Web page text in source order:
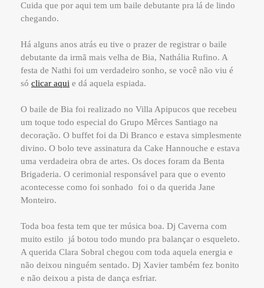
Cuida que por aqui tem um baile debutante pra lá de lindo
chegando.
Há alguns anos atrás eu tive o prazer de registrar o baile
debutante da irmã mais velha de Bia, Nathália Rufino. A
festa de Nathi foi um verdadeiro sonho, se você não viu é
só clicar aqui e dá aquela espiada.
O baile de Bia foi realizado no Villa Apipucos que recebeu
um toque todo especial do Grupo Mêrces Santiago na
decoração. O buffet foi da Di Branco e estava simplesmente
divino. O bolo teve assinatura da Cake Hannouche e estava
uma verdadeira obra de artes. Os doces foram da Benta
Brigaderia. O cerimonial responsável para que o evento
acontecesse como foi sonhado foi o da querida Jane
Monteiro.
Toda boa festa tem que ter música boa. Dj Caverna com
muito estilo já botou todo mundo pra balançar o esqueleto.
A querida Clara Sobral chegou com toda aquela energia e
não deixou ninguém sentado. Dj Xavier também fez bonito
e não deixou a pista de dança esfriar.